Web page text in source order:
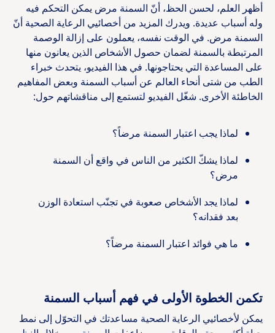
أظهر العلم، لحسن الحظ، أنّ السمنة مرض يمكن التحكم فيه
وله أسباب عديدة. ويدرك المزيد من أخصائيي الرعاية الصحية أنّ
السمنة مرض. في الوقت نفسه، يعملون على إزالة الوصمة
المرتبطة بالسمنة لضمان حصول الأشخاص الذين يعانون منها
على المساعدة التي يحتاجونها. في هذا الفيديو، يتحدث خبراء
الطب من شتى أنحاء العالم عن أسباب السمنة وبعض المفاهيم
الخاطئة الأخرى. شغّل الفيديو لتستمع إلى مناقشاتهم حول:
لماذا يجب اعتبار السمنة مرضاً؟
لماذا يشكّ الكثير من الناس في واقع أن السمنة
مرض؟
لماذا يجد الأشخاص صعوبة في تجنّب استعادة الوزن
بعد فقدانه؟
ما هي فوائد اعتبار السمنة مرضاً؟
تكمن الخطوة الأولى في فهم أسباب السمنة
يمكن لأخصائيي الرعاية الصحية مساعدتك في التحوّل إلى نمط